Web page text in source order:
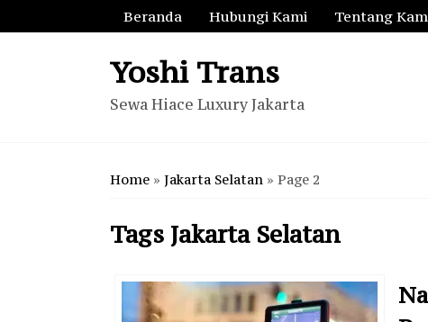
Beranda Hubungi Kami Tentang
Yoshi Trans
Sewa Hiace Luxury Jakarta
Home » Jakarta Selatan » Page 2
Tags Jakarta Selatan